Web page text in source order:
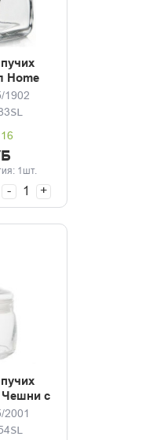
Home
1902
1шт.
- +
Чешни с
2001